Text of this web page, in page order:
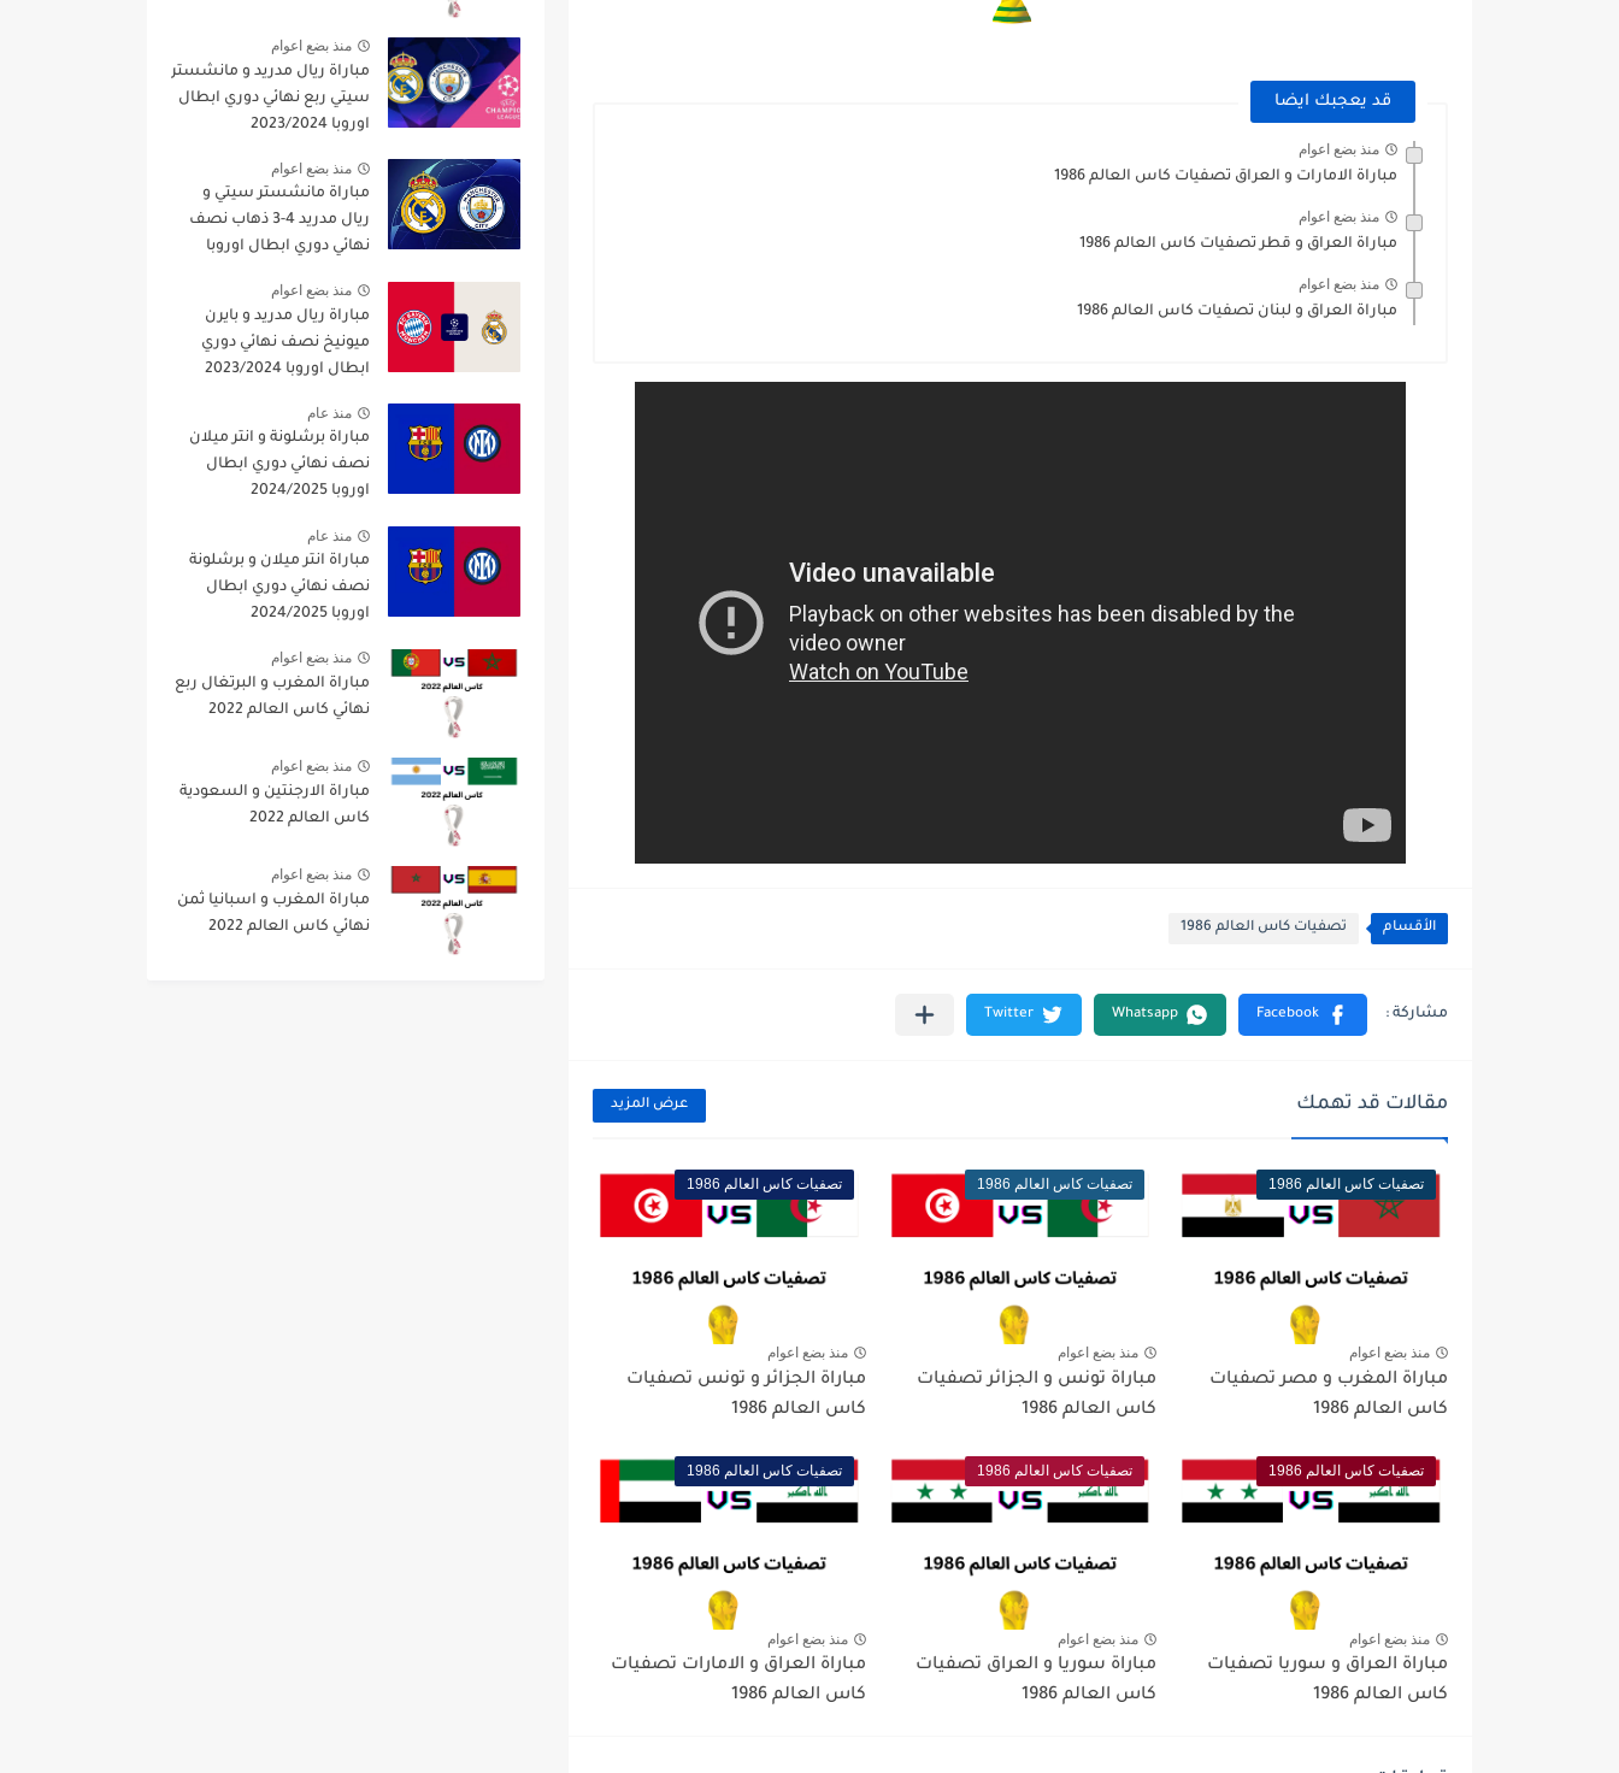
قد يعجبك ايضا
منذ بضع اعوام
مباراة الامارات و العراق تصفيات كاس العالم 1986
منذ بضع اعوام
مباراة العراق و قطر تصفيات كاس العالم 1986
منذ بضع اعوام
مباراة العراق و لبنان تصفيات كاس العالم 1986
الأقسام تصفيات كاس العالم 1986
مقالات قد تهمك عرض المزيد
تصفيات كاس العالم 1986
منذ بضع اعوام
مباراة المغرب و مصر تصفيات
كاس العالم 1986
تصفيات كاس العالم 1986
منذ بضع اعوام
مباراة تونس و الجزائر تصفيات
كاس العالم 1986
تصفيات كاس العالم 1986
منذ بضع اعوام
مباراة الجزائر و تونس تصفيات
كاس العالم 1986
تصفيات كاس العالم 1986
منذ بضع اعوام
مباراة العراق و سوريا تصفيات
كاس العالم 1986
تصفيات كاس العالم 1986
منذ بضع اعوام
مباراة سوريا و العراق تصفيات
كاس العالم 1986
تصفيات كاس العالم 1986
منذ بضع اعوام
مباراة العراق و الامارات تصفيات
كاس العالم 1986
منذ بضع اعوام
مباراة ريال مدريد و مانشستر
سيتي ربع نهائي دوري ابطال
اوروبا 2023/2024
منذ بضع اعوام
مباراة مانشستر سيتي و
ريال مدريد 4-3 ذهاب نصف
نهائي دوري ابطال اوروبا
منذ بضع اعوام
مباراة ريال مدريد و بايرن
ميونيخ نصف نهائي دوري
ابطال اوروبا 2023/2024
منذ عام
مباراة برشلونة و انتر ميلان
نصف نهائي دوري ابطال
اوروبا 2024/2025
منذ عام
مباراة انتر ميلان و برشلونة
نصف نهائي دوري ابطال
اوروبا 2024/2025
منذ بضع اعوام
مباراة المغرب و البرتغال ربع
نهائي كاس العالم 2022
منذ بضع اعوام
مباراة الارجنتين و السعودية
كاس العالم 2022
منذ بضع اعوام
مباراة المغرب و اسبانيا ثمن
نهائي كاس العالم 2022